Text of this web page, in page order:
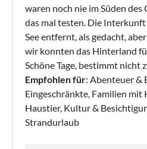
waren noch nie im Süden
das mal testen. Die
See entfernt, als gedacht,
wir konnten das Hinterland
Schöne Tage, bestimmt nicht
Empfohlen für: Abenteuer &
Eingeschränkte, Familien
Haustier, Kultur &
Strandurlaub